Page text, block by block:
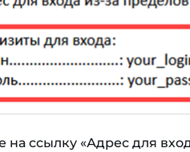
на ссылку «Адрес для